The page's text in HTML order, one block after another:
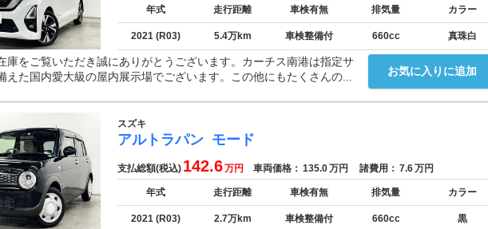
年式 走行距離 車検有無 排気量 カラー
2021 (R03) 5.4万km 車検整備付 660cc 真珠白
お気に入りに追加
庫をご覧いただき誠にありがとうございます。カーチス南港は指定サ
えた国内愛大級の屋内展示場でございます。この他にもたくさんの...
スズキ
アルトラパン モード
支払総額(税込) 142.6万円 車両価格： 135.0万円 諸費用： 7.6万円
年式 走行距離 車検有無 排気量 カラー
2021 (R03) 2.7万km 車検整備付 660cc 黒